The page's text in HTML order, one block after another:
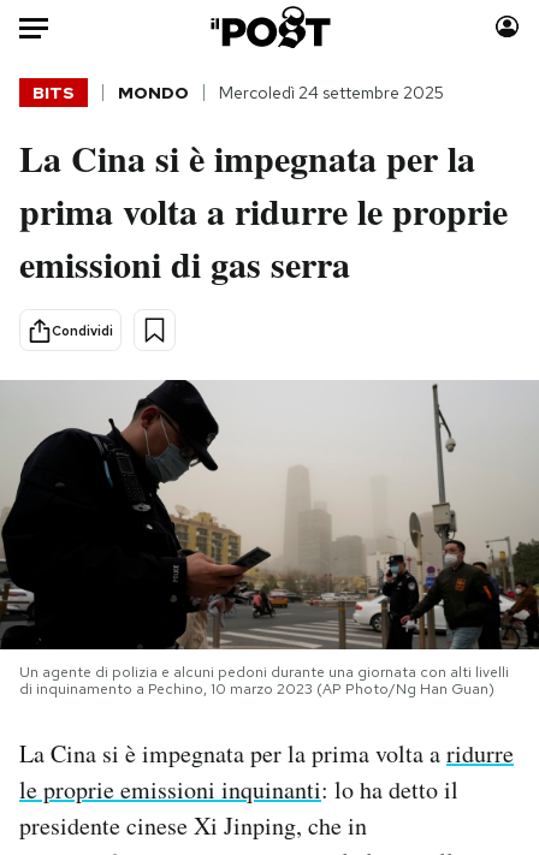
Auto
HOME
Politica
Tecnologia
Internet
Economia
Sport
Consumismi
Mondiali calcio 2026
NEWSLETTER
I MIEI PREFERITI
SHOP
BITS MONDO Mercoledì 24 settembre 2025
La Cina si è impegnata per la
prima volta a ridurre le proprie
emissioni di gas serra
Condividi
Un agente di polizia e alcuni pedoni durante una giornata con alti livelli
di inquinamento a Pechino, 10 marzo 2023 (AP Photo/Ng Han Guan)
La Cina si è impegnata per la prima volta aridurre
le proprie emissioni inquinanti: lo ha detto il
presidente cinese Xi Jinping, che in